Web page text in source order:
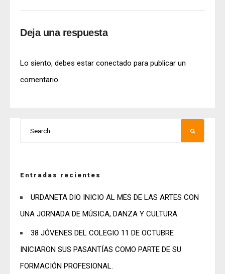
Deja una respuesta
Lo siento, debes estar conectado para publicar un
comentario.
Entradas recientes
URDANETA DIO INICIO AL MES DE LAS ARTES CON
UNA JORNADA DE MÚSICA, DANZA Y CULTURA.
38 JÓVENES DEL COLEGIO 11 DE OCTUBRE
INICIARON SUS PASANTÍAS COMO PARTE DE SU
FORMACIÓN PROFESIONAL.